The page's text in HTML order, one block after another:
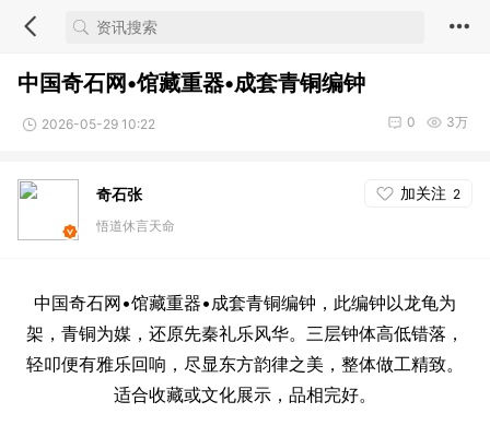
中国奇石网•馆藏重器•成套青铜编钟
2026-05-29 10:22 3万
0
奇石张 加关注 2
悟道休言天命
中国奇石网•馆藏重器•成套青铜编钟，此编钟以龙龟为
架，青铜为媒，还原先秦礼乐风华。三层钟体高低错落，
轻叩便有雅乐回响，尽显东方韵律之美，整体做工精致。
适合收藏或文化展示，品相完好。